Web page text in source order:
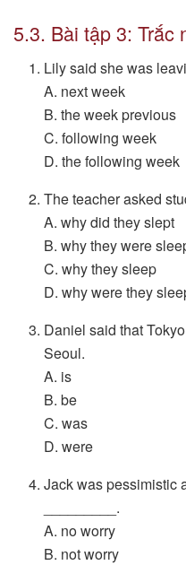
5.3. Bài tập 3: Trắc
Lily said she was
A. next week
B. the week previous
C. following week
D. the following week
The teacher asked
A. why did they slept
B. why they were
C. why they sleep
D. why were they
Daniel said that
Seoul.
A. is
B. be
C. was
D. were
Jack was pessimistic
_________.
A. no worry
B. not worry